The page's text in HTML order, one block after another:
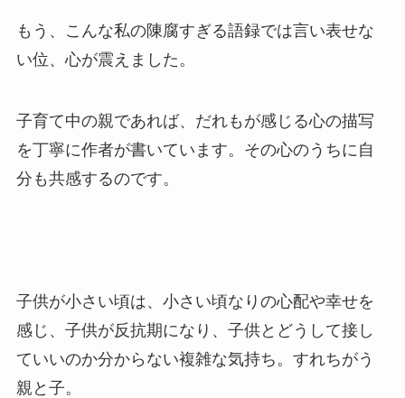
もう、こんな私の陳腐すぎる語録では言い表せな
い位、心が震えました。
子育て中の親であれば、だれもが感じる心の描写
を丁寧に作者が書いています。その心のうちに自
分も共感するのです。
子供が小さい頃は、小さい頃なりの心配や幸せを
感じ、子供が反抗期になり、子供とどうして接し
ていいのか分からない複雑な気持ち。すれちがう
親と子。